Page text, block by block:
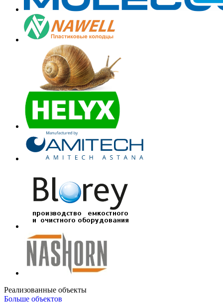
Реализованные объекты
Больше объектов